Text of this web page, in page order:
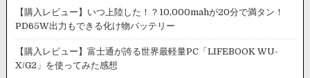
【購入レビュー】いつ上陸した！？10,000mahが20分で満タン！
PD65W出力もできる化け物バッテリー
【購入レビュー】富士通が誇る世界最軽量PC「LIFEBOOK WU-
X/G2」を使ってみた感想